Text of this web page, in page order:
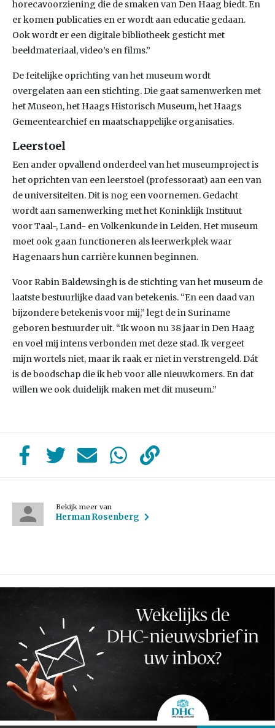
horecavoorziening die de smaken van Den Haag biedt. En
er komen publicaties en er wordt aan educatie gedaan.
Ook wordt er een digitale bibliotheek gesticht met
beeldmateriaal, video’s en films.”
De feitelijke oprichting van het museum wordt
overgelaten aan een stichting. Die gaat samenwerken met
het Museon, het Haags Historisch Museum, het Haags
Gemeentearchief en maatschappelijke organisaties.
Leerstoel
Een ander opvallend onderdeel van het museumproject is
het oprichten van een leerstoel (professoraat) aan een van
de universiteiten. Dit is nog een voornemen. Gedacht
wordt aan samenwerking met het Koninklijk Instituut
voor Taal-, Land- en Volkenkunde in Leiden. Het museum
moet ook gaan functioneren als leerwerkplek waar
Hagenaars hun carrière kunnen beginnen.
Voor Rabin Baldewsingh is de stichting van het museum de
laatste bestuurlijke daad van betekenis. “En een daad van
bijzondere betekenis voor mij,” legt de in Suriname
geboren bestuurder uit. “Ik woon nu 38 jaar in Den Haag
en voel mij intens verbonden met deze stad. Ik vergeet
mijn wortels niet, maar ik raak er niet in verstrengeld. Dát
is de boodschap die ik heb voor alle nieuwkomers. En dat
willen we ook duidelijk maken met dit museum.”
Bekijk meer van
Herman Rosenberg